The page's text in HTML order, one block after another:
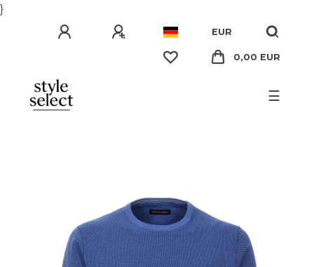
}
EUR
0,00 EUR
☰